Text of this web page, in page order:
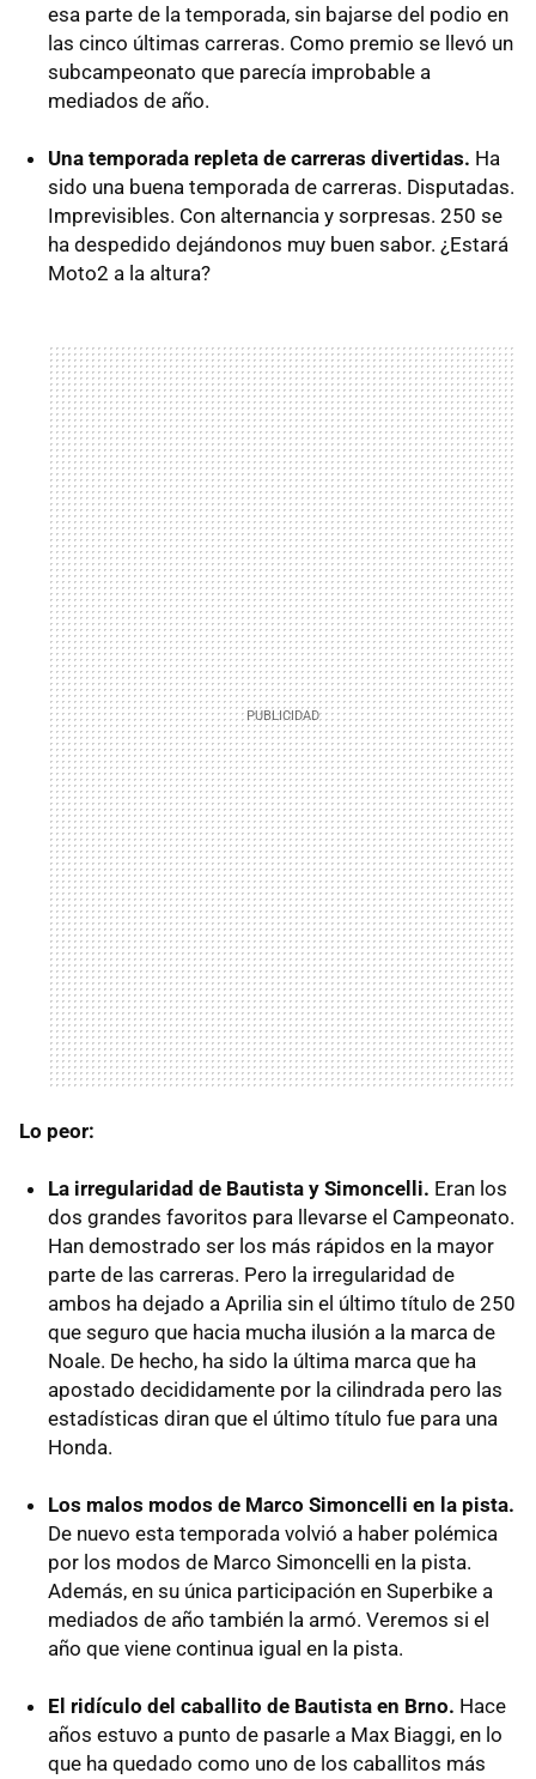
esa parte de la temporada, sin bajarse del podio en
las cinco últimas carreras. Como premio se llevó un
subcampeonato que parecía improbable a
mediados de año.
Una temporada repleta de carreras divertidas. Ha
sido una buena temporada de carreras. Disputadas.
Imprevisibles. Con alternancia y sorpresas. 250 se
ha despedido dejándonos muy buen sabor. ¿Estará
Moto2 a la altura?
Lo peor:
La irregularidad de Bautista y Simoncelli. Eran los
dos grandes favoritos para llevarse el Campeonato.
Han demostrado ser los más rápidos en la mayor
parte de las carreras. Pero la irregularidad de
ambos ha dejado a Aprilia sin el último título de 250
que seguro que hacia mucha ilusión a la marca de
Noale. De hecho, ha sido la última marca que ha
apostado decididamente por la cilindrada pero las
estadísticas diran que el último título fue para una
Honda.
Los malos modos de Marco Simoncelli en la pista.
De nuevo esta temporada volvió a haber polémica
por los modos de Marco Simoncelli en la pista.
Además, en su única participación en Superbike a
mediados de año también la armó. Veremos si el
año que viene continua igual en la pista.
El ridículo del caballito de Bautista en Brno. Hace
años estuvo a punto de pasarle a Max Biaggi, en lo
que ha quedado como uno de los caballitos más